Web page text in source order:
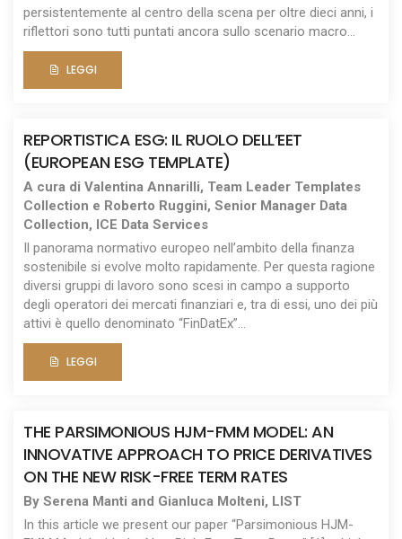
persistentemente al centro della scena per oltre dieci anni, i
riflettori sono tutti puntati ancora sullo scenario macro...
LEGGI
REPORTISTICA ESG: IL RUOLO DELL’EET
(EUROPEAN ESG TEMPLATE)
A cura di Valentina Annarilli, Team Leader Templates
Collection e Roberto Ruggini, Senior Manager Data
Collection, ICE Data Services
Il panorama normativo europeo nell’ambito della finanza
sostenibile si evolve molto rapidamente. Per questa ragione
diversi gruppi di lavoro sono scesi in campo a supporto
degli operatori dei mercati finanziari e, tra di essi, uno dei più
attivi è quello denominato “FinDatEx”...
LEGGI
THE PARSIMONIOUS HJM-FMM MODEL: AN
INNOVATIVE APPROACH TO PRICE DERIVATIVES
ON THE NEW RISK-FREE TERM RATES
By Serena Manti and Gianluca Molteni, LIST
In this article we present our paper “Parsimonious HJM-